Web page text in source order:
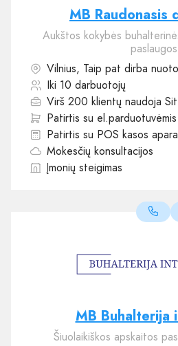
MB Raudonasis
Aukštos kokybės
paslaugos
Vilnius, Taip pat dirba
Iki 10 darbuotojų
Virš 200 klientų naudoja
Patirtis su el.parduotuvėmis
Patirtis su POS kasos
Mokesčių konsultacijos
Įmonių steigimas
MB Buhalterija
Šiuolaikiškos apskaitos